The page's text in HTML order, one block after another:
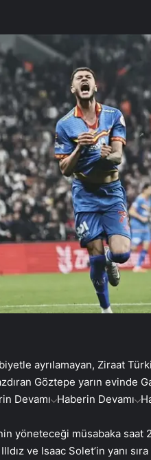
ayrılamayan, Ziraat
Göztepe yarın evinde
Devamı Haberin Devamı
yöneteceği müsabaka saat
ve Isaac Solet’in yanı